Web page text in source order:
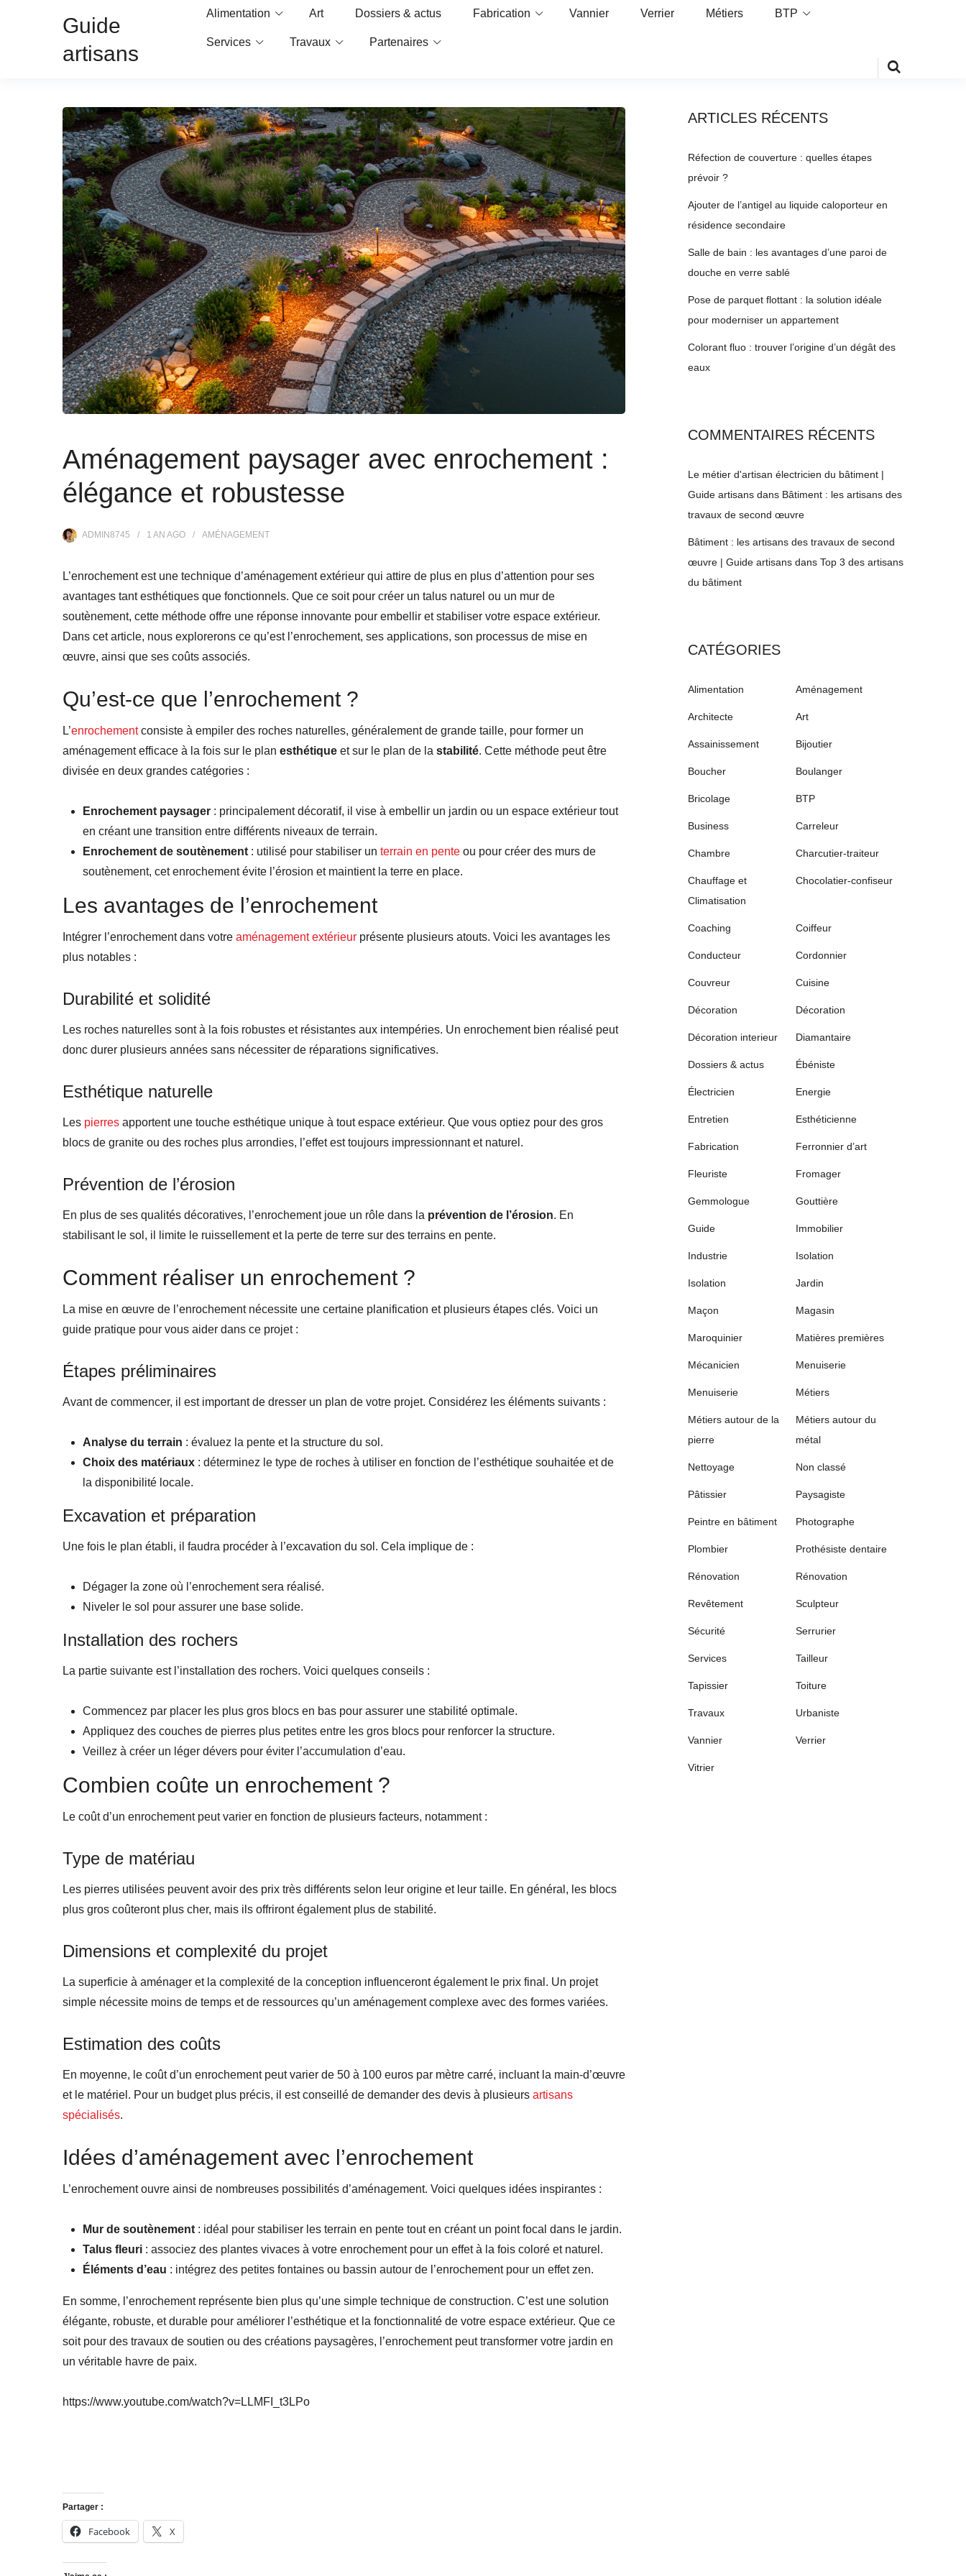
Guide
artisans
Alimentation Art Dossiers & actus Fabrication Vannier Verrier Métiers BTP
Services Travaux Partenaires
Aménagement paysager avec enrochement :
élégance et robustesse
ADMIN8745 1 AN AGO AMÉNAGEMENT
L’enrochement est une technique d’aménagement extérieur qui attire de plus en plus d’attention pour ses
avantages tant esthétiques que fonctionnels. Que ce soit pour créer un talus naturel ou un mur de
soutènement, cette méthode offre une réponse innovante pour embellir et stabiliser votre espace extérieur.
Dans cet article, nous explorerons ce qu’est l’enrochement, ses applications, son processus de mise en
œuvre, ainsi que ses coûts associés.
Qu’est-ce que l’enrochement ?
L’enrochementconsiste à empiler des roches naturelles, généralement de grande taille, pour former un
aménagement efficace à la fois sur le plan esthétique et sur le plan de la stabilité. Cette méthode peut être
divisée en deux grandes catégories :
Enrochement paysager : principalement décoratif, il vise à embellir un jardin ou un espace extérieur tout
en créant une transition entre différents niveaux de terrain.
Enrochement de soutènement : utilisé pour stabiliser un terrain en pente ou pour créer des murs de
soutènement, cet enrochement évite l’érosion et maintient la terre en place.
Les avantages de l’enrochement
Intégrer l’enrochement dans votre aménagement extérieur présente plusieurs atouts. Voici les avantages les
plus notables :
Durabilité et solidité
Les roches naturelles sont à la fois robustes et résistantes aux intempéries. Un enrochement bien réalisé peut
donc durer plusieurs années sans nécessiter de réparations significatives.
Esthétique naturelle
Les pierres apportent une touche esthétique unique à tout espace extérieur. Que vous optiez pour des gros
blocs de granite ou des roches plus arrondies, l’effet est toujours impressionnant et naturel.
Prévention de l’érosion
En plus de ses qualités décoratives, l’enrochement joue un rôle dans la prévention de l’érosion. En
stabilisant le sol, il limite le ruissellement et la perte de terre sur des terrains en pente.
Comment réaliser un enrochement ?
La mise en œuvre de l’enrochement nécessite une certaine planification et plusieurs étapes clés. Voici un
guide pratique pour vous aider dans ce projet :
Étapes préliminaires
Avant de commencer, il est important de dresser un plan de votre projet. Considérez les éléments suivants :
Analyse du terrain : évaluez la pente et la structure du sol.
Choix des matériaux : déterminez le type de roches à utiliser en fonction de l’esthétique souhaitée et de
la disponibilité locale.
Excavation et préparation
Une fois le plan établi, il faudra procéder à l’excavation du sol. Cela implique de :
Dégager la zone où l’enrochement sera réalisé.
Niveler le sol pour assurer une base solide.
Installation des rochers
La partie suivante est l’installation des rochers. Voici quelques conseils :
Commencez par placer les plus gros blocs en bas pour assurer une stabilité optimale.
Appliquez des couches de pierres plus petites entre les gros blocs pour renforcer la structure.
Veillez à créer un léger dévers pour éviter l’accumulation d’eau.
Combien coûte un enrochement ?
Le coût d’un enrochement peut varier en fonction de plusieurs facteurs, notamment :
Type de matériau
Les pierres utilisées peuvent avoir des prix très différents selon leur origine et leur taille. En général, les blocs
plus gros coûteront plus cher, mais ils offriront également plus de stabilité.
Dimensions et complexité du projet
La superficie à aménager et la complexité de la conception influenceront également le prix final. Un projet
simple nécessite moins de temps et de ressources qu’un aménagement complexe avec des formes variées.
Estimation des coûts
En moyenne, le coût d’un enrochement peut varier de 50 à 100 euros par mètre carré, incluant la main-d’œuvre
et le matériel. Pour un budget plus précis, il est conseillé de demander des devis à plusieurs artisans
spécialisés.
Idées d’aménagement avec l’enrochement
L’enrochement ouvre ainsi de nombreuses possibilités d’aménagement. Voici quelques idées inspirantes :
Mur de soutènement : idéal pour stabiliser les terrain en pente tout en créant un point focal dans le jardin.
Talus fleuri : associez des plantes vivaces à votre enrochement pour un effet à la fois coloré et naturel.
Éléments d’eau : intégrez des petites fontaines ou bassin autour de l’enrochement pour un effet zen.
En somme, l’enrochement représente bien plus qu’une simple technique de construction. C’est une solution
élégante, robuste, et durable pour améliorer l’esthétique et la fonctionnalité de votre espace extérieur. Que ce
soit pour des travaux de soutien ou des créations paysagères, l’enrochement peut transformer votre jardin en
un véritable havre de paix.
https://www.youtube.com/watch?v=LLMFI_t3LPo
Partager :
Facebook X
ARTICLES RÉCENTS
Réfection de couverture : quelles étapes
prévoir ?
Ajouter de l’antigel au liquide caloporteur en
résidence secondaire
Salle de bain : les avantages d’une paroi de
douche en verre sablé
Pose de parquet flottant : la solution idéale
pour moderniser un appartement
Colorant fluo : trouver l’origine d’un dégât des
eaux
COMMENTAIRES RÉCENTS
Le métier d'artisan électricien du bâtiment |
Guide artisans dans Bâtiment : les artisans des
travaux de second œuvre
Bâtiment : les artisans des travaux de second
œuvre | Guide artisans dans Top 3 des artisans
du bâtiment
CATÉGORIES
Alimentation Aménagement
Architecte Art
Assainissement Bijoutier
Boucher Boulanger
Bricolage BTP
Business Carreleur
Chambre Charcutier-traiteur
Chauffage et
Climatisation
Chocolatier-confiseur
Coaching Coiffeur
Conducteur Cordonnier
Couvreur Cuisine
Décoration Décoration
Décoration interieur Diamantaire
Dossiers & actus Ébéniste
Électricien Energie
Entretien Esthéticienne
Fabrication Ferronnier d’art
Fleuriste Fromager
Gemmologue Gouttière
Guide Immobilier
Industrie Isolation
Isolation Jardin
Maçon Magasin
Maroquinier Matières premières
Mécanicien Menuiserie
Menuiserie Métiers
Métiers autour de la
pierre
Métiers autour du
métal
Nettoyage Non classé
Pâtissier Paysagiste
Peintre en bâtiment Photographe
Plombier Prothésiste dentaire
Rénovation Rénovation
Revêtement Sculpteur
Sécurité Serrurier
Services Tailleur
Tapissier Toiture
Travaux Urbaniste
Vannier Verrier
Vitrier